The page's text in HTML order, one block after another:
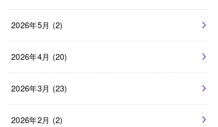
2026年5月 (2)
2026年4月 (20)
2026年3月 (23)
2026年2月 (2)